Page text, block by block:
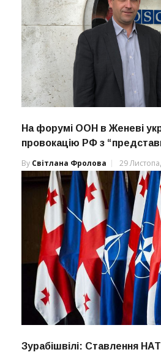
На форумі ООН в Женеві
провокацію РФ з
By Світлана Фролова 29
Зурабішвілі: Ставлення